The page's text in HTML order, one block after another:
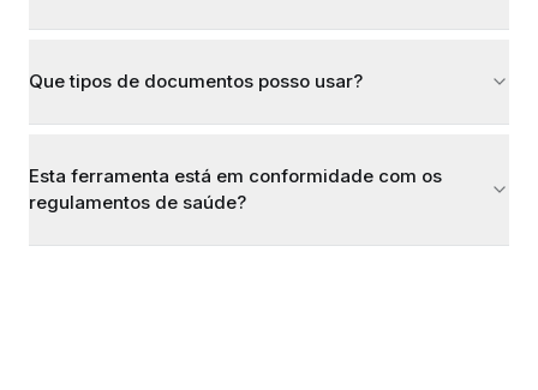
Que tipos de documentos posso usar?
Esta ferramenta está em conformidade com os
regulamentos de saúde?